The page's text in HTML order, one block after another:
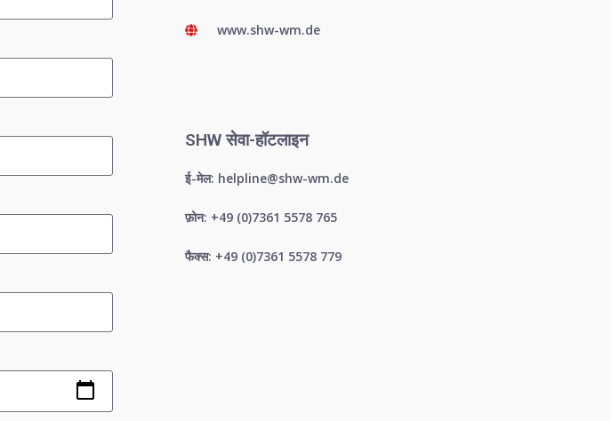
www.shw-wm.de
SHW सेवा-हॉटलाइन
ई-मेल: helpline@shw-wm.de
फ़ोन: +49 (0)7361 5578 765
फैक्स: +49 (0)7361 5578 779